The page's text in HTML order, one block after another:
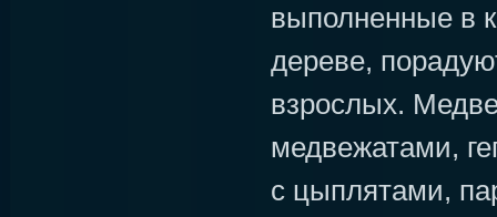
выполненные в
дереве,
взрослых.
медвежатами,
с цыплятами,